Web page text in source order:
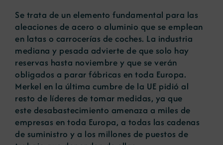
Se trata de un elemento fundamental para las
aleaciones de acero o aluminio que se emplean
en latas o carrocerías de coches. La industria
mediana y pesada advierte de que solo hay
reservas hasta noviembre y que se verán
obligados a parar fábricas en toda Europa.
Merkel en la última cumbre de la UE pidió al
resto de líderes de tomar medidas, ya que
este desabastecimiento amenaza a miles de
empresas en toda Europa, a todas las cadenas
de suministro y a los millones de puestos de